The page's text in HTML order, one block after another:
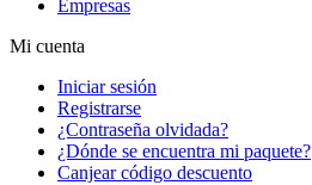
Empresas
Mi cuenta
Iniciar sesión
Registrarse
¿Contraseña olvidada?
¿Dónde se encuentra mi paquete?
Canjear código descuento